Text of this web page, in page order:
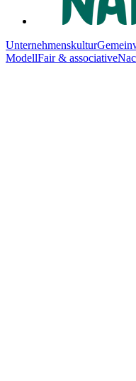
Unternehmenskultur
ModellFair & associative